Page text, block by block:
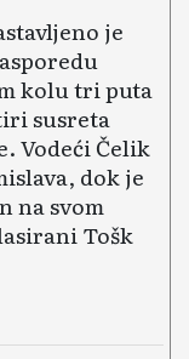
je
kolu tri puta
susreta
Vodeći Čelik
dok je
na svom
Tošk